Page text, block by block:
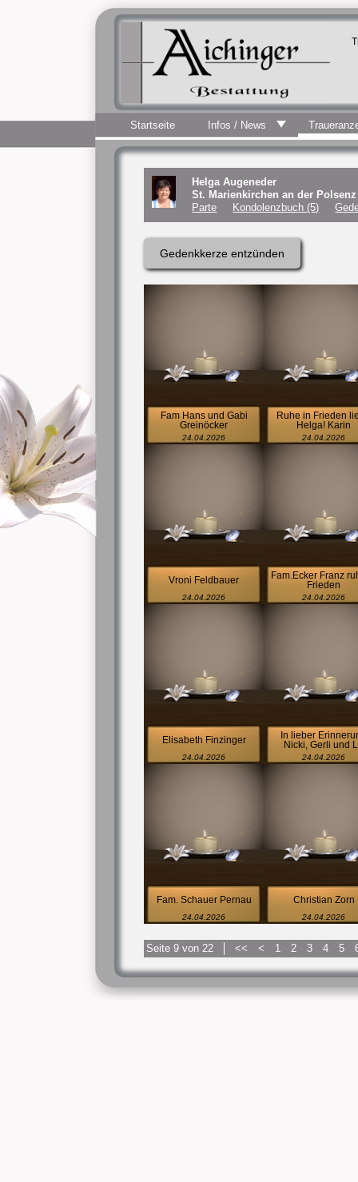
Startseite Infos / News
Helga Augeneder
St. Marienkirchen an der
Parte
Kondolenzbuch (5)
Gedenkkerze entzünden
Fam Hans und Gabi
Greinöcker
24.04.2026
Ruhe in Frieden
Helga! Karin
24.04.2026
Vroni Feldbauer
24.04.2026
Fam.Ecker Franz
Frieden
24.04.2026
Elisabeth Finzinger
24.04.2026
In lieber
Nicki, Gerli und
24.04.2026
Fam. Schauer Pernau
24.04.2026
Christian Zorn
24.04.2026
Seite 9 von 22 << < 1 2 3 4 5